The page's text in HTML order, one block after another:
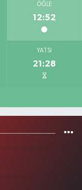
ÖĞLE
12:52
YATSI
21:28